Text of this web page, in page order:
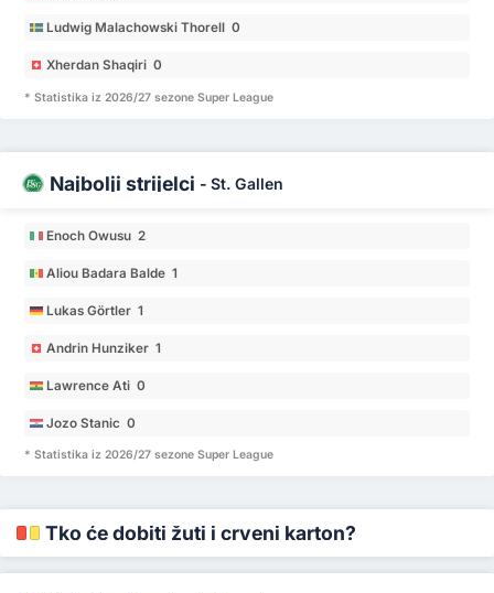
Ludwig Malachowski Thorell 0
Xherdan Shaqiri 0
* Statistika iz 2026/27 sezone Super League
Najbolji strijelci - St. Gallen
Enoch Owusu 2
Aliou Badara Balde 1
Lukas Görtler 1
Andrin Hunziker 1
Lawrence Ati 0
Jozo Stanic 0
* Statistika iz 2026/27 sezone Super League
Tko će dobiti žuti i crveni karton?